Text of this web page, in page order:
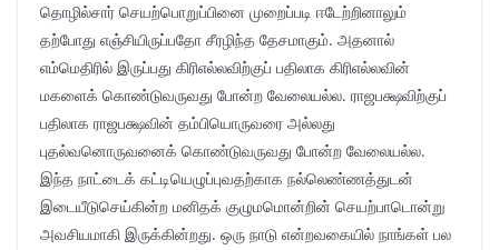
தொழில்சார் செயற்பொறுப்பினை முறைப்படி ஈடேற்றினாலும்
தற்போது எஞ்சியிருப்பதோ சீரழிந்த தேசமாகும். அதனால்
எம்மெதிரில் இருப்பது கிரிஎல்லவிற்குப் பதிலாக கிரிஎல்லவின்
மகளைக் கொண்டுவருவது போன்ற வேலையல்ல. ராஜபக்ஷவிற்குப்
பதிலாக ராஜபக்ஷவின் தம்பியொருவரை அல்லது
புதல்வனொருவனைக் கொண்டுவருவது போன்ற வேலையல்ல.
இந்த நாட்டைக் கட்டியெழுப்புவதற்காக நல்லெண்ணத்துடன்
இடையீடுசெய்கின்ற மனிதக் குழுமமொன்றின் செயற்பாடொன்று
அவசியமாகி இருக்கின்றது. ஒரு நாடு என்றவகையில் நாங்கள் பல